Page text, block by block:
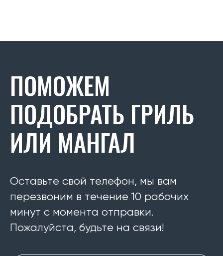
ПОМОЖЕМ
ПОДОБРАТЬ ГРИЛЬ
ИЛИ МАНГАЛ
Оставьте свой телефон, мы вам
перезвоним в течение 10 рабочих
минут с момента отправки.
Пожалуйста, будьте на связи!